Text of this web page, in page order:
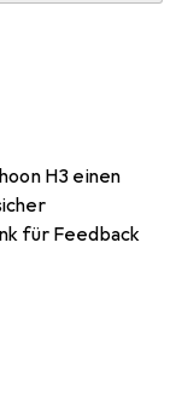
H3 einen
für Feedback